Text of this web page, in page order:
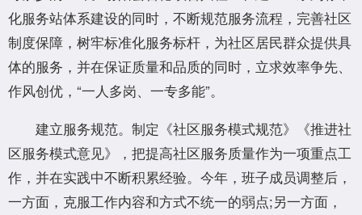
化服务站体系建设的同时，不断规范服务流程，完善社区
制度保障，树牢标准化服务标杆，为社区居民群众提供具
体的服务，并在保证质量和品质的同时，立求效率争先、
作风创优，“一人多岗、一专多能”。
建立服务规范。制定《社区服务模式规范》《推进社
区服务模式意见》，把提高社区服务质量作为一项重点工
作，并在实践中不断积累经验。今年，班子成员调整后，
一方面，克服工作内容和方式不统一的弱点;另一方面，